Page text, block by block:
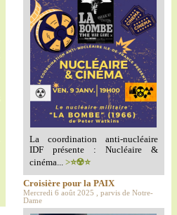
La coordination anti-nucléaire
IDF présente : Nucléaire &
cinéma...>⭐️☢️⭐️
Croisière pour la PAIX
Mercredi 6 août 2025 , parvis de Notre-
Dame